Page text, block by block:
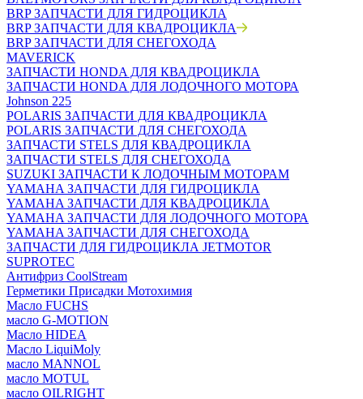
BRP ЗАПЧАСТИ ДЛЯ ГИДРОЦИКЛА
BRP ЗАПЧАСТИ ДЛЯ КВАДРОЦИКЛА
BRP ЗАПЧАСТИ ДЛЯ СНЕГОХОДА
MAVERICK
ЗАПЧАСТИ HONDA ДЛЯ КВАДРОЦИКЛА
ЗАПЧАСТИ HONDA ДЛЯ ЛОДОЧНОГО МОТОРА
Johnson 225
POLARIS ЗАПЧАСТИ ДЛЯ КВАДРОЦИКЛА
POLARIS ЗАПЧАСТИ ДЛЯ СНЕГОХОДА
ЗАПЧАСТИ STELS ДЛЯ КВАДРОЦИКЛА
ЗАПЧАСТИ STELS ДЛЯ СНЕГОХОДА
SUZUKI ЗАПЧАСТИ К ЛОДОЧНЫМ МОТОРАМ
YAMAHA ЗАПЧАСТИ ДЛЯ ГИДРОЦИКЛА
YAMAHA ЗАПЧАСТИ ДЛЯ КВАДРОЦИКЛА
YAMAHA ЗАПЧАСТИ ДЛЯ ЛОДОЧНОГО МОТОРА
YAMAHA ЗАПЧАСТИ ДЛЯ СНЕГОХОДА
ЗАПЧАСТИ ДЛЯ ГИДРОЦИКЛА JETMOTOR
SUPROTEC
Антифриз CoolStream
Герметики Присадки Мотохимия
Масло FUCHS
масло G-MOTION
Масло HIDEA
Масло LiquiMoly
масло MANNOL
масло MOTUL
масло OILRIGHT